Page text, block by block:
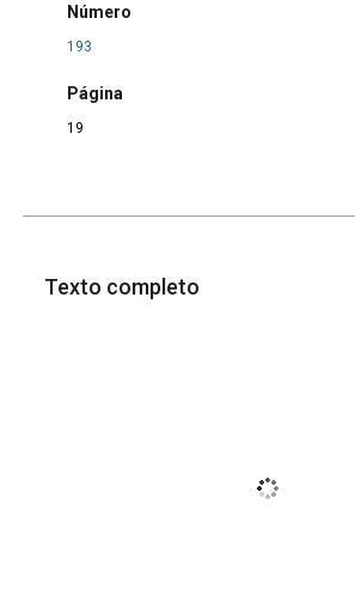
Número
193
Página
19
Texto completo